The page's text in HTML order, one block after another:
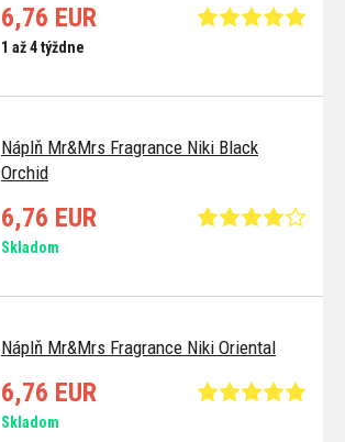
6,76 EUR
1 až 4 týždne
Náplň Mr&Mrs Fragrance Niki Black
Orchid
6,76 EUR
Skladom
Náplň Mr&Mrs Fragrance Niki Oriental
6,76 EUR
Skladom